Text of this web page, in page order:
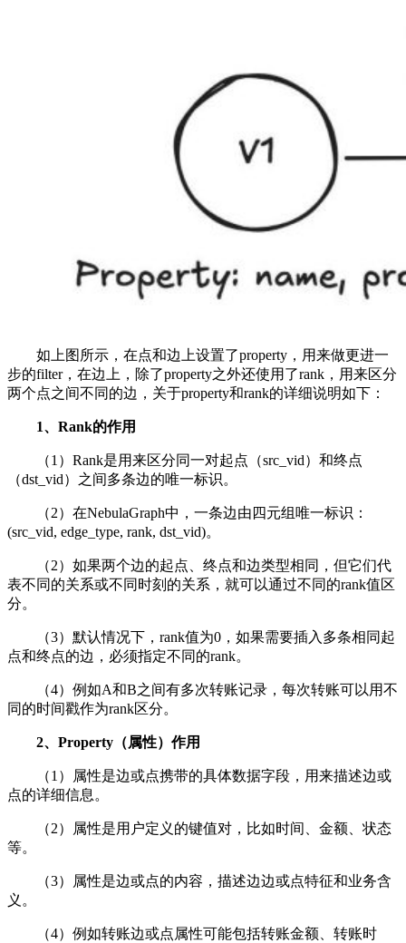
如上图所示，在点和边上设置了property，用来做更进一
步的filter，在边上，除了property之外还使用了rank，用来区分
两个点之间不同的边，关于property和rank的详细说明如下：
1、Rank的作用
（1）Rank是用来区分同一对起点（src_vid）和终点
（dst_vid）之间多条边的唯一标识。
（2）在NebulaGraph中，一条边由四元组唯一标识：
(src_vid, edge_type, rank, dst_vid)。
（2）如果两个边的起点、终点和边类型相同，但它们代
表不同的关系或不同时刻的关系，就可以通过不同的rank值区
分。
（3）默认情况下，rank值为0，如果需要插入多条相同起
点和终点的边，必须指定不同的rank。
（4）例如A和B之间有多次转账记录，每次转账可以用不
同的时间戳作为rank区分。
2、Property（属性）作用
（1）属性是边或点携带的具体数据字段，用来描述边或
点的详细信息。
（2）属性是用户定义的键值对，比如时间、金额、状态
等。
（3）属性是边或点的内容，描述边边或点特征和业务含
义。
（4）例如转账边或点属性可能包括转账金额、转账时